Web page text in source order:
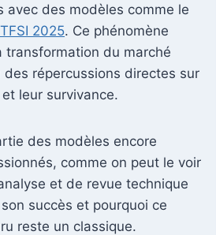
avec des modèles comme le
2025. Ce phénomène
transformation du marché
répercussions directes sur
leur survivance.
des modèles encore
comme on peut le voir
et de revue technique
succès et pourquoi ce
reste un classique.